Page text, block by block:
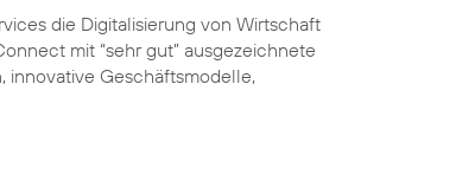
die Digitalisierung von Wirtschaft
mit “sehr gut” ausgezeichnete
innovative Geschäftsmodelle,